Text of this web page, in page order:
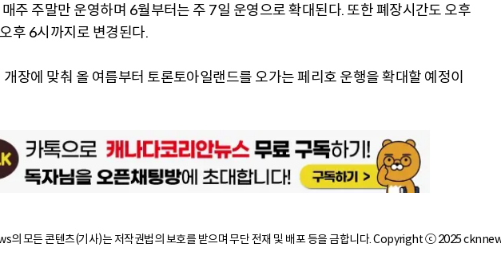
주 주말만 운영하며 6월부터는 주 7일 운영으로 확대된다. 또한 폐장시간도 오후
후 6시까지로 변경된다.
장에 맞춰 올 여름부터 토론토아일랜드를 오가는 페리호 운행을 확대할 예정이
모든 콘텐츠(기사)는 저작권법의 보호를 받으며 무단 전재 및 배포 등을 금합니다. Copyright ⓒ 2025